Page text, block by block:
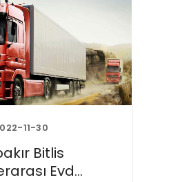
11-30
Bitlis
Evd...